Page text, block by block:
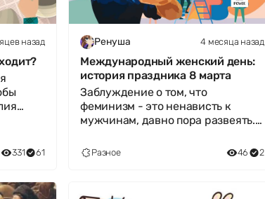
назад
331 61
Ренуша 4 месяца назад
Международный женский день:
история праздника 8 марта
Заблуждение о том, что
феминизм - это ненависть к
мужчинам, давно пора развеять.
распределе
Разное 46 2